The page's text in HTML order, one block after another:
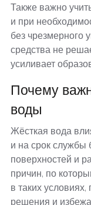
Также важно
и при
без чрезмерного
средства не
усиливает
Почему
воды
Жёсткая вода
и на срок службы
поверхностей и
причин, по
в таких
решения и